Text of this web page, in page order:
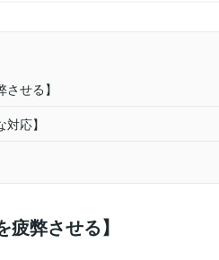
せる】
応】
疲弊させる】